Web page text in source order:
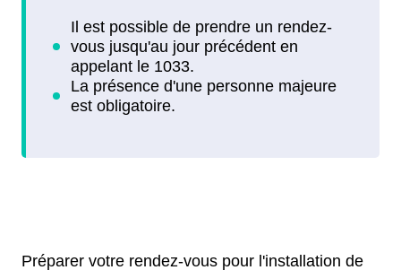
Préparer votre rendez-vous pour l'installation de